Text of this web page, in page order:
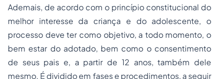
Ademais, de acordo com o princípio constitucional do
melhor interesse da criança e do adolescente, o
processo deve ter como objetivo, a todo momento, o
bem estar do adotado, bem como o consentimento
de seus pais e, a partir de 12 anos, também dele
mesmo. É dividido em fases e procedimentos, a seguir